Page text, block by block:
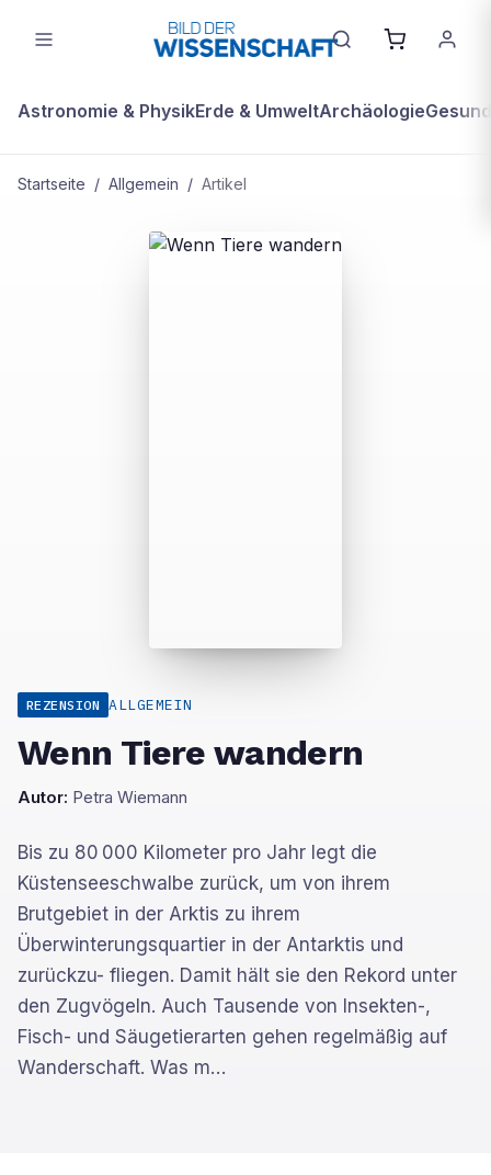
Astronomie & PhysikErde & UmweltArchäologie
Startseite / Allgemein / Artikel
REZENSION ALLGEMEIN
Wenn Tiere wandern
Autor: Petra Wiemann
Bis zu 80 000 Kilometer pro Jahr legt die
Küstenseeschwalbe zurück, um von ihrem
Brutgebiet in der Arktis zu ihrem
Überwinterungsquartier in der Antarktis und
zurückzu- fliegen. Damit hält sie den Rekord unter
den Zugvögeln. Auch Tausende von Insekten-,
Fisch- und Säugetierarten gehen regelmäßig auf
Wanderschaft. Was m…